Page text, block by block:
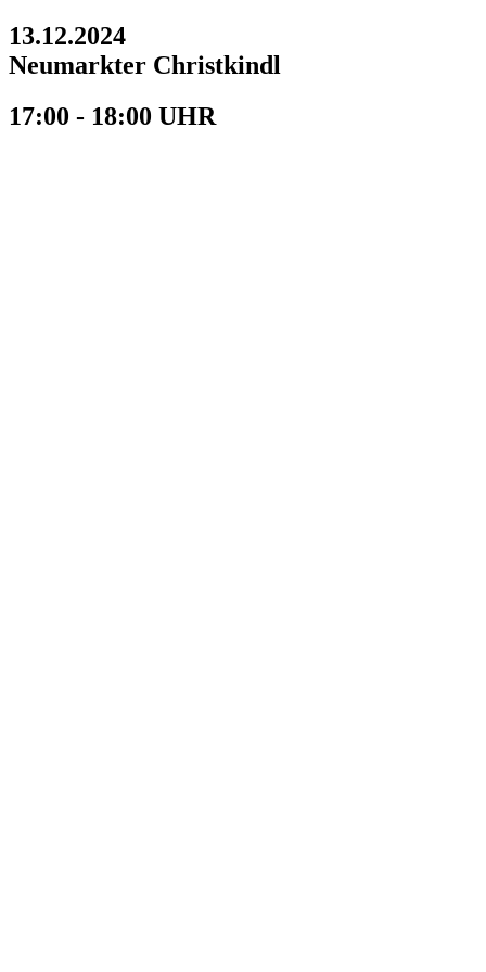
13.12.2024
Neumarkter Christkindl
17:00 - 18:00 UHR